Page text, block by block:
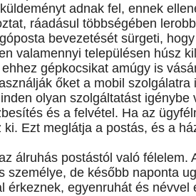
adnak fel, ennek
ráadásul többségében
bevezetését sürgeti,
valamennyi településen húsz
gépkocsikat amúgy is
őket a mobil szolgálatra
olyan szolgáltatást
és a felvétel. Ha az
ki. Ezt meglátja a postás, és a
álruhás postástól való félelem.
személye, de később naponta
érkeznek, egyenruhát és